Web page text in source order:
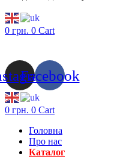
0 грн. 0 Cart
Facebook
0 грн. 0 Cart
Головна
Про нас
Каталог